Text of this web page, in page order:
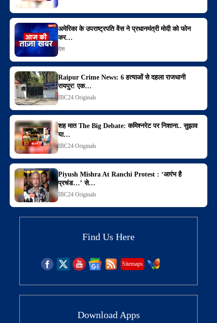
अमेरिका के उपराष्ट्रपति वेंस ने प्रधानमंत्री मोदी को फोन
कर…
देश
Raipur Crime News: 6 हत्याओं से दहला राजधानी
रायपुर! एक…
IBC24 Originals
शह मात The Big Debate: कमिश्नरेट पर निशाना.. सुझाव
या…
IBC24 Originals
Piyush Mishra At Ranchi Protest : ‘आरंभ है
प्रचंड…’ से…
IBC24 Originals
Find Us Here
Sitemaps
Download Apps